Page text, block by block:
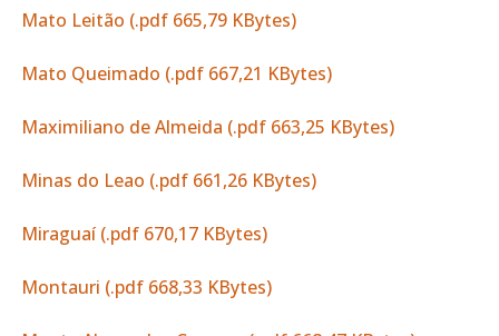
Mato Leitão (.pdf 665,79 KBytes)
Mato Queimado (.pdf 667,21 KBytes)
Maximiliano de Almeida (.pdf 663,25 KBytes)
Minas do Leao (.pdf 661,26 KBytes)
Miraguaí (.pdf 670,17 KBytes)
Montauri (.pdf 668,33 KBytes)